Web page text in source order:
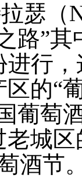
瑟（
路”
进行
的“
葡萄
城
酒节